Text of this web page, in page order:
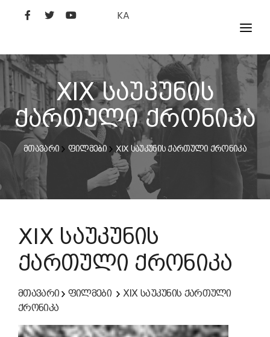
KA
ᲤᲘᲚᲛᲔᲑᲘ
ᲮᲔᲚᲝᲕᲐᲜᲘ
ᲙᲘᲜᲝᲡᲢᲣᲓᲘᲐ
ᲙᲘᲜᲝᲐᲙᲐᲓᲔᲛᲘᲐ
XIX საუკუნის
ქართული ქრონიკა
მთავარი ფილმები XIX საუკუნის ქართული ქრონიკა
XIX საუკუნის
ქართული ქრონიკა
მთავარი ფილმები
XIX საუკუნის ქართული
ქრონიკა